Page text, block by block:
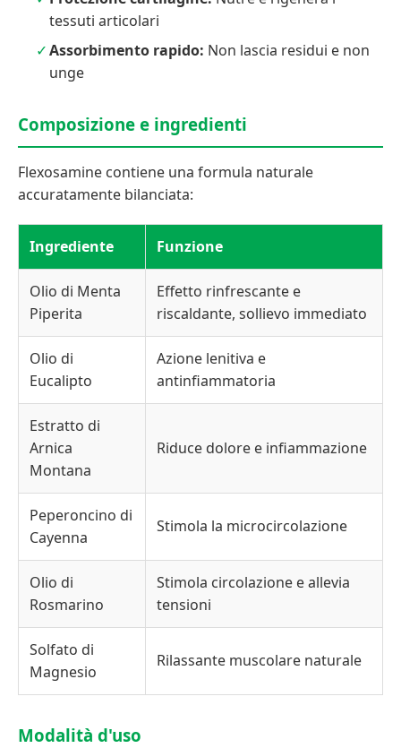
tessuti articolari
Assorbimento rapido: Non lascia residui e non
unge
Composizione e ingredienti
Flexosamine contiene una formula naturale
accuratamente bilanciata:
Ingrediente Funzione
Olio di Menta
Piperita
Effetto rinfrescante e
riscaldante, sollievo immediato
Olio di
Eucalipto
Azione lenitiva e
antinfiammatoria
Estratto di
Arnica
Montana
Riduce dolore e infiammazione
Peperoncino di
Cayenna
Stimola la microcircolazione
Olio di
Rosmarino
Stimola circolazione e allevia
tensioni
Solfato di
Magnesio
Rilassante muscolare naturale
Modalità d'uso